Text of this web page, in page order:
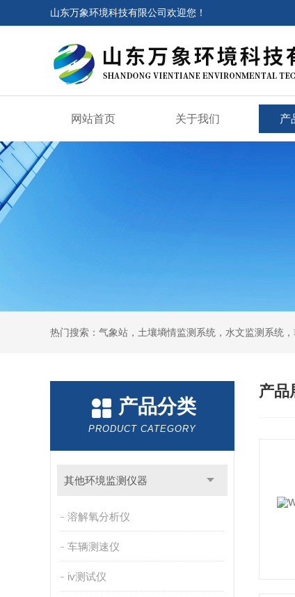
山东万象环境科技有限公司欢迎您！
网站首页 关于我们 产
热门搜索：气象站，土壤墒情监测系统，水文监测系统
产品分类
PRODUCT CATEGORY
其他环境监测仪器
溶解氧分析仪
车辆测速仪
iv测试仪
产品